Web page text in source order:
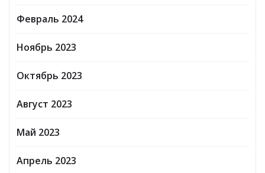
Февраль 2024
Ноябрь 2023
Октябрь 2023
Август 2023
Май 2023
Апрель 2023